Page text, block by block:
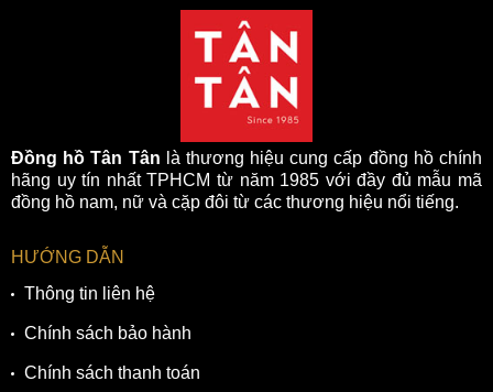
Đồng hồ Tân Tân là thương hiệu cung cấp đồng hồ chính
hãng uy tín nhất TPHCM từ năm 1985 với đầy đủ mẫu mã
đồng hồ nam, nữ và cặp đôi từ các thương hiệu nổi tiếng.
HƯỚNG DẪN
Thông tin liên hệ
Chính sách bảo hành
Chính sách thanh toán